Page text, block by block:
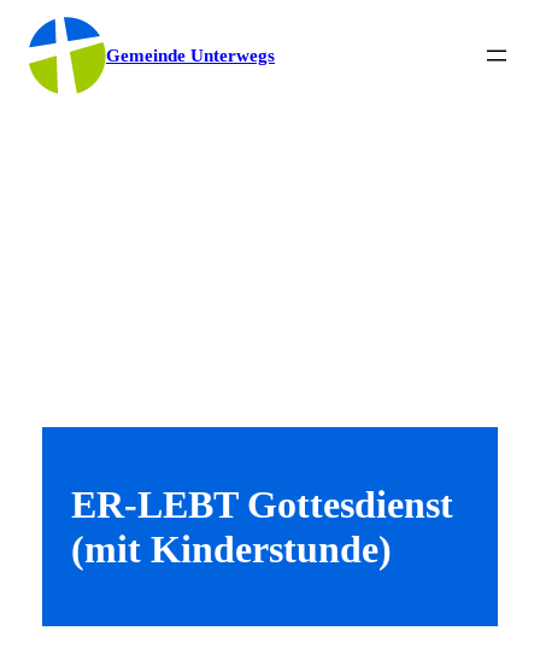
Gemeinde Unterwegs
ER-LEBT Gottesdienst
(mit Kinderstunde)